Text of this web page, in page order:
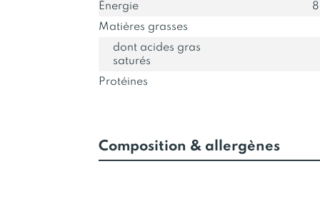
Énergie
Matières grasses
dont acides gras
saturés
Protéines
Composition & allergènes